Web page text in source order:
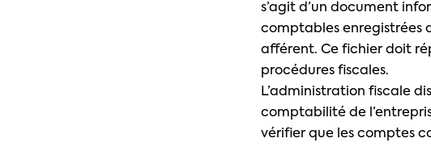
s’agit d’un document
comptables enregistrées
afférent. Ce fichier doit
procédures fiscales.
L’administration fiscale
comptabilité de
vérifier que les comptes